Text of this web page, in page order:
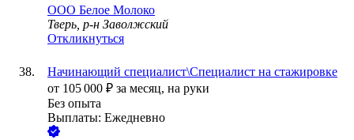
ООО Белое Молоко
Тверь, р-н Заволжский
Откликнуться
Начинающий специалист\Специалист на стажировке
от 105 000 ₽ за месяц, на руки
Без опыта
Выплаты: Ежедневно